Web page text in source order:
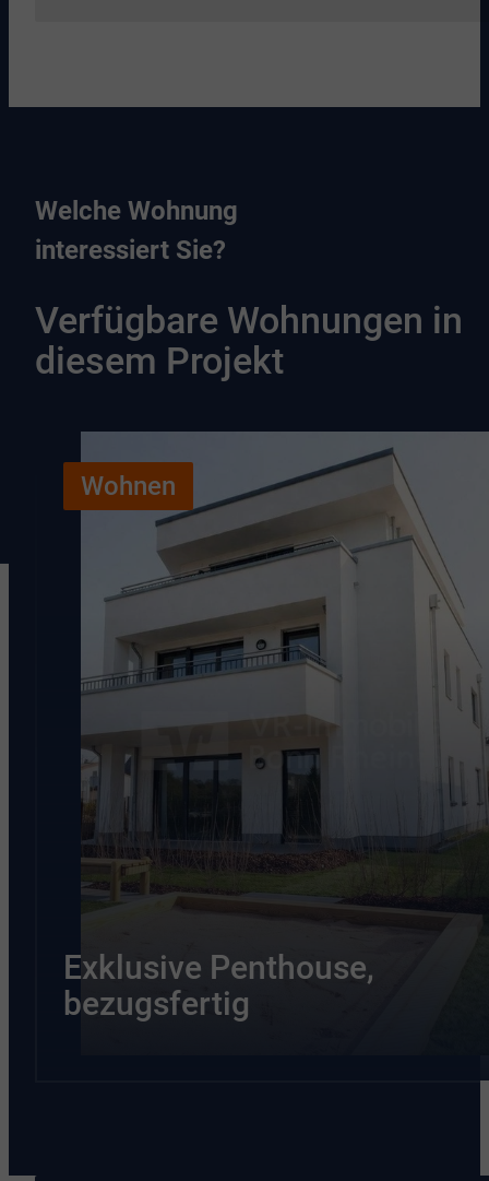
Welche Wohnung
interessiert Sie?
Verfügbare Wohnungen in
diesem Projekt
Wohnen
Exklusive Penthouse,
bezugsfertig